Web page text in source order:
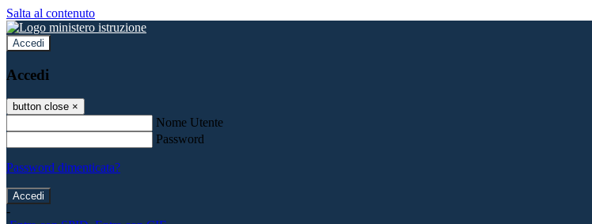
Salta al contenuto
Accedi
Accedi
button close ×
Nome Utente
Password
Password dimenticata?
-